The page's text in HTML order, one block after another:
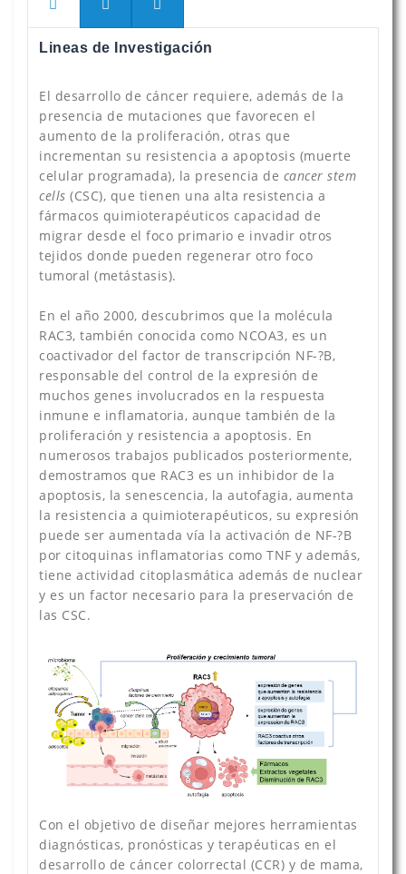
Lineas de Investigación
El desarrollo de cáncer requiere, además de la
presencia de mutaciones que favorecen el
aumento de la proliferación, otras que
incrementan su resistencia a apoptosis (muerte
celular programada), la presencia de cancer stem
cells (CSC), que tienen una alta resistencia a
fármacos quimioterapéuticos capacidad de
migrar desde el foco primario e invadir otros
tejidos donde pueden regenerar otro foco
tumoral (metástasis).
En el año 2000, descubrimos que la molécula
RAC3, también conocida como NCOA3, es un
coactivador del factor de transcripción NF-?B,
responsable del control de la expresión de
muchos genes involucrados en la respuesta
inmune e inflamatoria, aunque también de la
proliferación y resistencia a apoptosis. En
numerosos trabajos publicados posteriormente,
demostramos que RAC3 es un inhibidor de la
apoptosis, la senescencia, la autofagia, aumenta
la resistencia a quimioterapéuticos, su expresión
puede ser aumentada vía la activación de NF-?B
por citoquinas inflamatorias como TNF y además,
tiene actividad citoplasmática además de nuclear
y es un factor necesario para la preservación de
las CSC.
Con el objetivo de diseñar mejores herramientas
diagnósticas, pronósticas y terapéuticas en el
desarrollo de cáncer colorrectal (CCR) y de mama,